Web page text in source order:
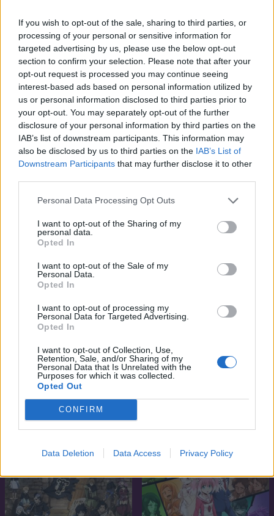
If you wish to opt-out of the sale, sharing to third parties, or
processing of your personal or sensitive information for
targeted advertising by us, please use the below opt-out
section to confirm your selection. Please note that after your
opt-out request is processed you may continue seeing
interest-based ads based on personal information utilized by
us or personal information disclosed to third parties prior to
your opt-out. You may separately opt-out of the further
disclosure of your personal information by third parties on the
IAB’s list of downstream participants. This information may
also be disclosed by us to third parties on the IAB’s List of
Downstream Participants that may further disclose it to other
Personal Data Processing Opt Outs
I want to opt-out of the Sharing of my
personal data.
Opted In
I want to opt-out of the Sale of my
Personal Data.
Opted In
I want to opt-out of processing my
Personal Data for Targeted Advertising.
Opted In
I want to opt-out of Collection, Use,
Retention, Sale, and/or Sharing of my
Personal Data that Is Unrelated with the
Purposes for which it was collected.
Opted Out
CONFIRM
Data Deletion Data Access Privacy Policy
1994 7.8
A kullancs Assassination Classroom
2019
SOROZAT
6.9
Isekai Quartet
2011
SOROZAT
Aa! Megami-sama!